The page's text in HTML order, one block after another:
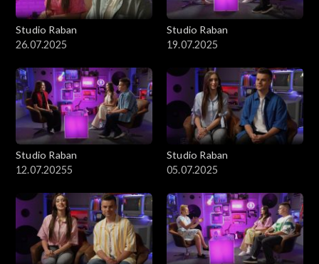
Studio Raban
26.07.2025
Studio Raban
19.07.2025
Studio Raban
12.07.20255
Studio Raban
05.07.2025